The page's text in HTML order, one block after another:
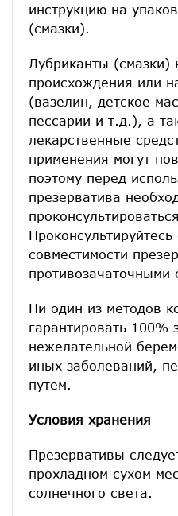
инструкцию на
(смазки).
Лубриканты (смазки)
происхождения или
(вазелин, детское
пессарии и т.д.), а
лекарственные
применения могут
поэтому перед
презерватива
совместимости
противозачаточными
Ни один из методов
гарантировать 100%
нежелательной
иных заболеваний,
путем.
Условия хранения
Презервативы
прохладном сухом
солнечного света.